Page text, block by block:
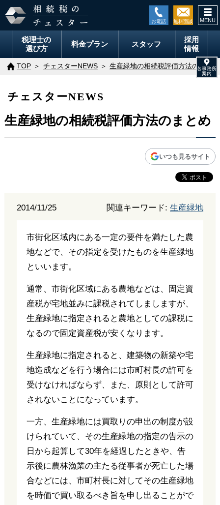
税理士の
選び方
料金プラン スタッフ
採用
情報
TOP チェスターNEWS 生産緑地の相続税評価方法のまとめ
チェスターNEWS
生産緑地の相続税評価方法のまとめ
いつも見るサイト
2014/11/25 関連キーワード:生産緑地
市街化区域内にある一定の要件を満たした農
地などで、その指定を受けたものを生産緑地
といいます。
通常、市街化区域にある農地などは、固定資
産税が宅地並みに課税されてしましますが、
生産緑地に指定されると農地としての課税に
なるので固定資産税が安くなります。
生産緑地に指定されると、建築物の新築や宅
地造成などを行う場合には市町村長の許可を
受けなければならず、また、原則として許可
されないことになっています。
一方、生産緑地には買取りの申出の制度が設
けられていて、その生産緑地の指定の告示の
日から起算して30年を経過したときや、告
示後に農林漁業の主たる従事者が死亡した場
合などには、市町村長に対してその生産緑地
を時価で買い取るべき旨を申し出ることがで